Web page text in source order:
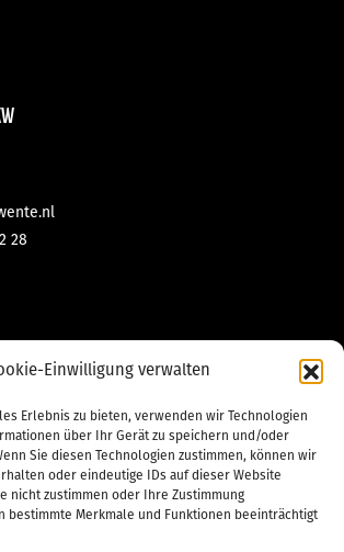
Einwilligung verwalten
Erlebnis zu bieten, verwenden wir Technologien
über Ihr Gerät zu speichern und/oder
Sie diesen Technologien zustimmen, können wir
oder eindeutige IDs auf dieser Website
nicht zustimmen oder Ihre Zustimmung
bestimmte Merkmale und Funktionen beeinträchtigt
28
10